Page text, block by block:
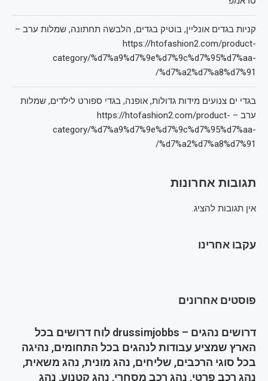
קניות בגדים אונליין, בוטיק בגדים, הלבשה תחתונה, שמלות ערב –
https://htofashion2.com/product-
category/%d7%a9%d7%9e%d7%9c%d7%95%d7%aa-
%d7%a2%d7%a8%d7%91/
בגדי ים צנועים מידות גדולות, אופנה, בגדי ספורט לילדים, שמלות
ערב – https://htofashion2.com/product-
category/%d7%a9%d7%9e%d7%9c%d7%95%d7%aa-
%d7%a2%d7%a8%d7%91/
תגובות אחרונות
אין תגובות להציג.
עקבו אחרינו
פוסטים אחרונים
דרושים נהגים – drussimjobbs לוח דרושים בכל
הארץ שמציע עבודות לנהגים בכל התחומים, נהיגה
בכל סוגי הרכבים, שליחים, נהג מונית, נהג משאית,
נהג רכב פרטי, נהג רכב מסחרי, נהג קטנוע, נהג